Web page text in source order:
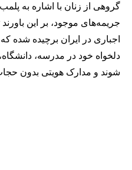
گروهی از زنان با اشاره به
جریمه‌های موجود، بر این
اجباری در ایران برچیده شده که
دلخواه خود در مدرسه،
شوند و مدارک هویتی بدون